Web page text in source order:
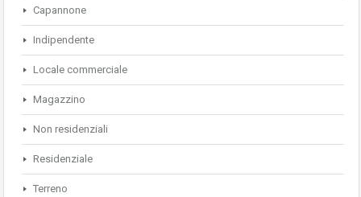
Capannone
Indipendente
Locale commerciale
Magazzino
Non residenziali
Residenziale
Terreno